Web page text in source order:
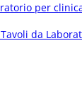
per
da